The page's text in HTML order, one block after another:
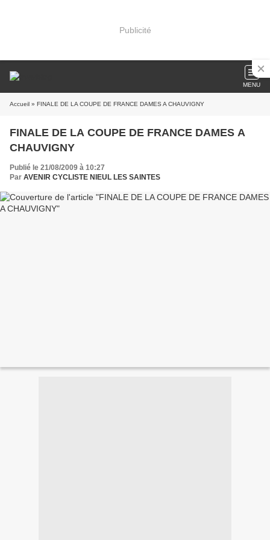
Publicité
MENU
Accueil » FINALE DE LA COUPE DE FRANCE DAMES A CHAUVIGNY
FINALE DE LA COUPE DE FRANCE DAMES A
CHAUVIGNY
Publié le 21/08/2009 à 10:27
Par AVENIR CYCLISTE NIEUL LES SAINTES